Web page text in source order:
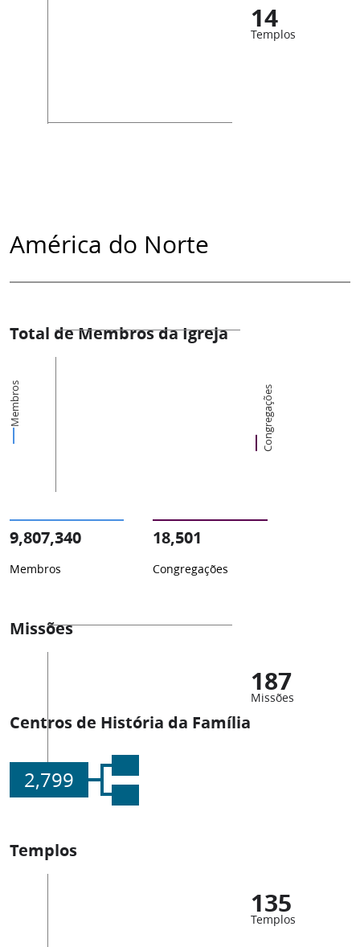
14
Templos
América do Norte
Total de Membros da Igreja
Membros Congregações
9,807,340
Membros
18,501
Congregações
Missões
187
Missões
Centros de História da Família
2,799
Templos
135
Templos